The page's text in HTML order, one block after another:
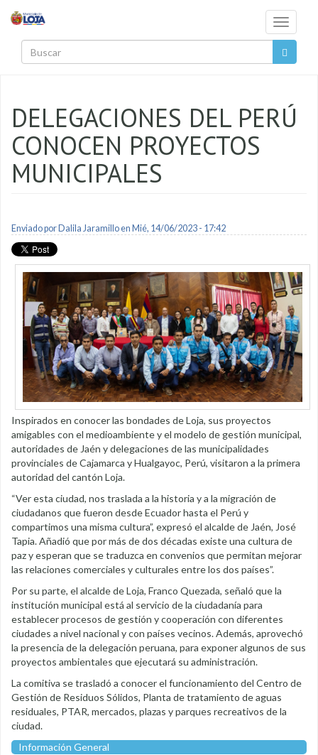
Toggle
DELEGACIONES DEL PERÚ
CONOCEN PROYECTOS
MUNICIPALES
Enviado por Dalila Jaramilloen Mié, 14/06/2023 - 17:42
Inspirados en conocer las bondades de Loja, sus proyectos
amigables con el medioambiente y el modelo de gestión municipal,
autoridades de Jaén y delegaciones de las municipalidades
provinciales de Cajamarca y Hualgayoc, Perú, visitaron a la primera
autoridad del cantón Loja.
“Ver esta ciudad, nos traslada a la historia y a la migración de
ciudadanos que fueron desde Ecuador hasta el Perú y
compartimos una misma cultura”, expresó el alcalde de Jaén, José
Tapia. Añadió que por más de dos décadas existe una cultura de
paz y esperan que se traduzca en convenios que permitan mejorar
las relaciones comerciales y culturales entre los dos países”.
Por su parte, el alcalde de Loja, Franco Quezada, señaló que la
institución municipal está al servicio de la ciudadanía para
establecer procesos de gestión y cooperación con diferentes
ciudades a nivel nacional y con países vecinos. Además, aprovechó
la presencia de la delegación peruana, para exponer algunos de sus
proyectos ambientales que ejecutará su administración.
La comitiva se trasladó a conocer el funcionamiento del Centro de
Gestión de Residuos Sólidos, Planta de tratamiento de aguas
residuales, PTAR, mercados, plazas y parques recreativos de la
ciudad.
Información General